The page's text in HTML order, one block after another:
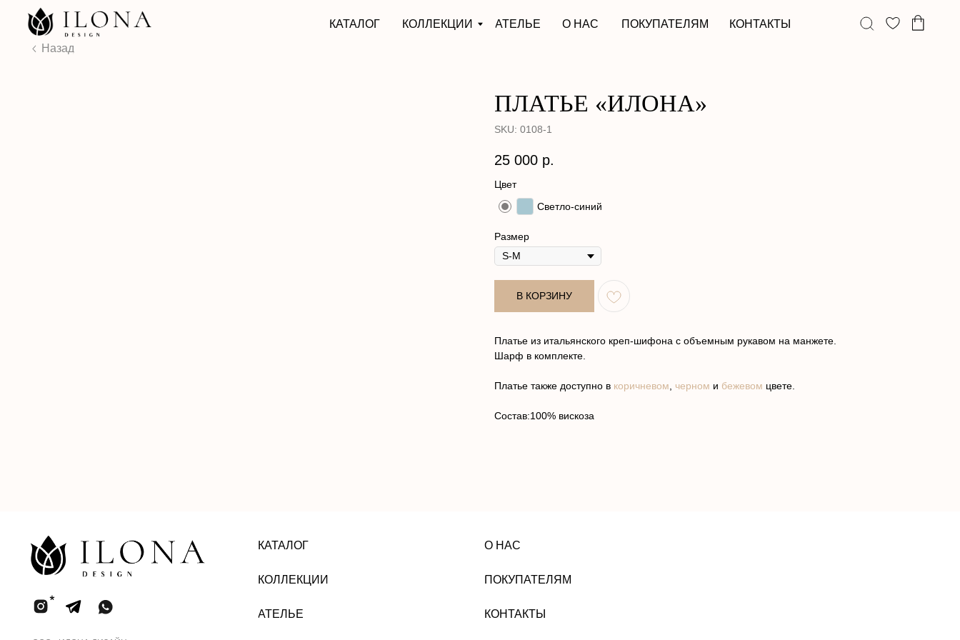
КАТАЛОГ АТЕЛЬЕ
КОЛЛЕКЦИИ КОНТАКТЫ
О НАС ПОКУПАТЕЛЯМ
Назад
ПЛАТЬЕ «ИЛОНА»
SKU: 0108-1
25 000 р.
Цвет
Светло-синий
Размер
В КОРЗИНУ
Платье из итальянского креп-шифона с объемным рукавом на манжете.
Шарф в комплекте.
Платье также доступно в коричневом, черном и бежевом цвете.
Состав:100% вискоза
ООО «ИЛОНА ДИЗАЙН»
д. ДВЛД. 15, Чеченская Республика, р-н
Ачхой-Мартановский, г. ЯНДИ
АТЕЛЬЕ КОНТАКТЫ